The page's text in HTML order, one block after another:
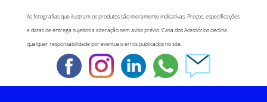
As fotografias que ilustram os produtos são meramente indicativas. Preços, especificações
e datas de entrega sujeitos a alteração sem aviso prévio. Casa dos Acessórios declina
qualquer responsabilidade por eventuais erros publicados no site.